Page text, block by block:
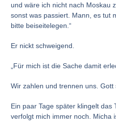
und wäre ich nicht nach Moskau
sonst was passiert. Mann, es tut
bitte beiseitelegen.“
Er nickt schweigend.
„Für mich ist die Sache damit
Wir zahlen und trennen uns.
Ein paar Tage später klingelt das
verfolgt mich immer noch. Micha